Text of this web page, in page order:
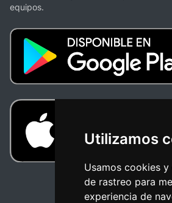
Utilizamos
Usamos cookies
de rastreo para
experiencia de
equipos.